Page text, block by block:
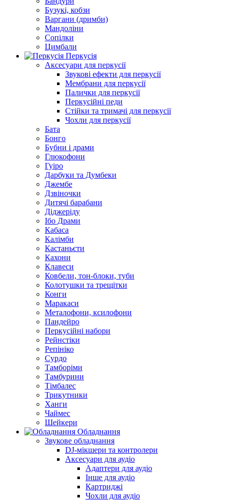
Бузукі, кобзи
Варгани (дримби)
Мандоліни
Сопілки
Цимбали
Перкусія
Аксесуари для перкусії
Звукові ефекти для перкусії
Мембрани для перкусії
Палички для перкусії
Перкусійні педи
Стійки та тримачі для перкусії
Чохли для перкусії
Бата
Бонго
Бубни і драми
Глюкофони
Гуіро
Дарбуки та Думбеки
Джембе
Дзвіночки
Дитячі барабани
Діджеріду
Ібо Драми
Кабаса
Калімби
Кастаньєти
Кахони
Клавеси
Ковбели, тон-блоки, туби
Колотушки та трещітки
Конги
Маракаси
Металофони, ксилофони
Пандейро
Перкусійні набори
Рейнстіки
Репініко
Сурдо
Тамборіми
Тамбурини
Тімбалес
Трикутники
Ханги
Чаймес
Шейкери
Обладнання
Звукове обладнання
DJ-мікшери та контролери
Аксесуари для аудіо
Адаптери для аудіо
Інше для аудіо
Картриджі
Чохли для аудіо